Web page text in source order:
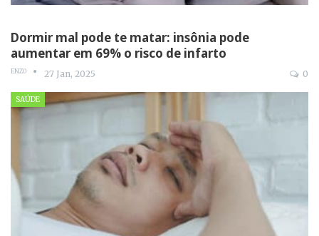
Dormir mal pode te matar: insônia pode
aumentar em 69% o risco de infarto
ENZO 27 Jan, 2025 0
SAÚDE